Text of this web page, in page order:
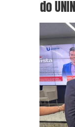
do